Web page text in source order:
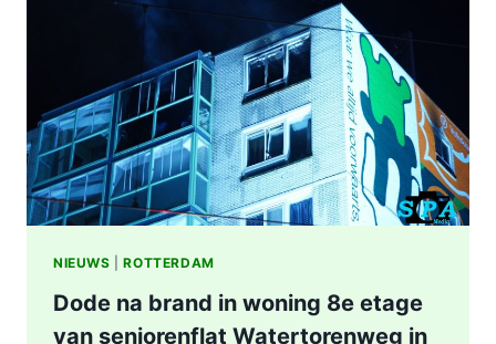
DOORMANSTRAAT
ROTTERDAM
NIEUWS |ROTTERDAM
Dode na brand in woning 8e etage
van seniorenflat Watertorenweg in